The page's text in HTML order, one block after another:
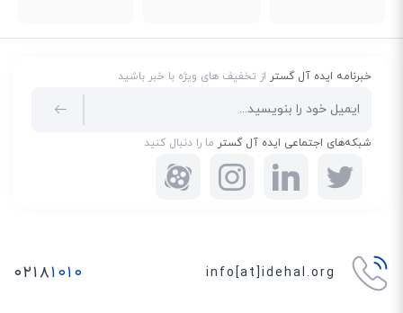
خبرنامه ایده آل گستر از تخفیف های ویژه با خبر باشید
شبکه‌های اجتماعی ایده آل گستر ما را دنبال کنید
info[at]idehal.org ۰۲۱۸۱۰۱۰